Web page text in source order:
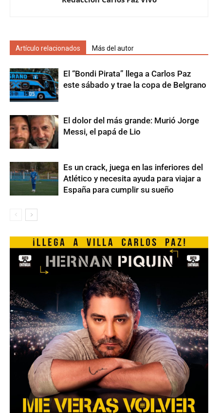
Artículo relacionados Más del autor
El “Bondi Pirata” llega a Carlos Paz
este sábado y trae la copa de Belgrano
El dolor del más grande: Murió Jorge
Messi, el papá de Lio
Es un crack, juega en las inferiores del
Atlético y necesita ayuda para viajar a
España para cumplir su sueño